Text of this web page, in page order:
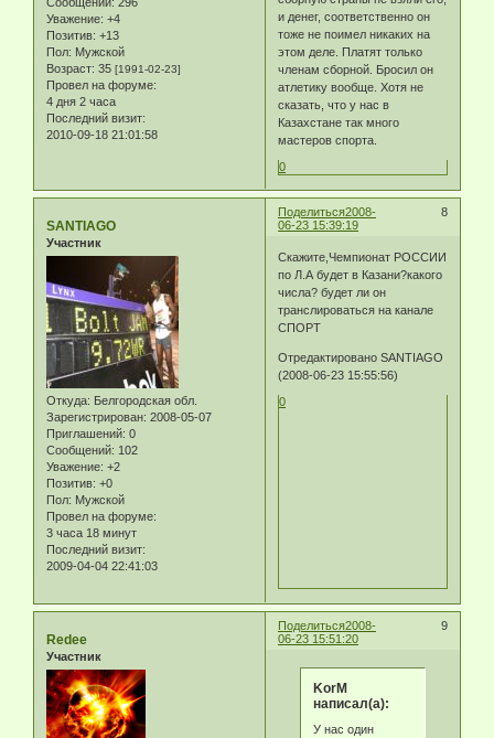
Уважение: +4
Позитив: +13
Пол: Мужской
Возраст: 35 [1991-02-23]
Провел на форуме:
4 дня 2 часа
Последний визит:
2010-09-18 21:01:58
и денег, соответственно он
тоже не поимел никаких на
этом деле. Платят только
членам сборной. Бросил он
атлетику вообще. Хотя не
сказать, что у нас в
Казахстане так много
мастеров спорта.
0
Поделиться 8
2008-
06-23 15:39:19
SANTIAGO
Участник
Откуда: Белгородская обл.
Зарегистрирован: 2008-05-07
Приглашений: 0
Сообщений: 102
Уважение: +2
Позитив: +0
Пол: Мужской
Провел на форуме:
3 часа 18 минут
Последний визит:
2009-04-04 22:41:03
Скажите,Чемпионат РОССИИ
по Л.А будет в Казани?какого
числа? будет ли он
транслироваться на канале
СПОРТ
Отредактировано SANTIAGO
(2008-06-23 15:55:56)
0
Поделиться 9
2008-
06-23 15:51:20
Redee
Участник
KorM
написал(а):
У нас один